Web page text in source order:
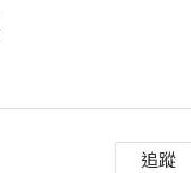
追蹤